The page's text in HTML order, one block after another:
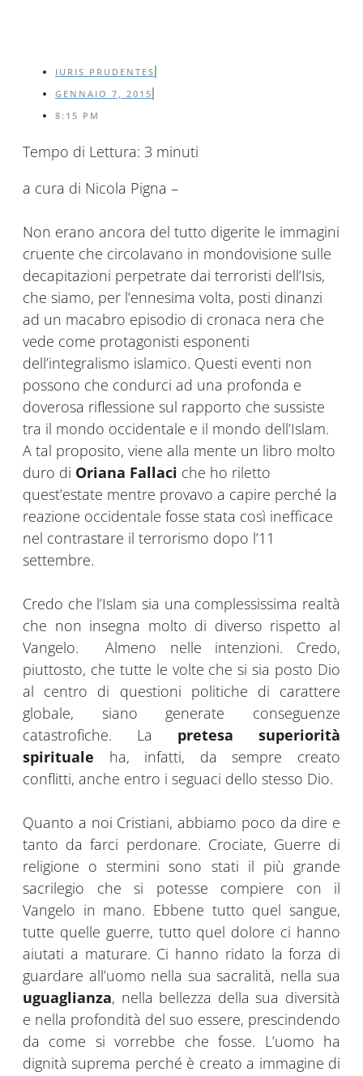
IURIS PRUDENTES
GENNAIO 7, 2015
8:15 PM
Tempo di Lettura: 3 minuti
a cura di Nicola Pigna –
Non erano ancora del tutto digerite le immagini
cruente che circolavano in mondovisione sulle
decapitazioni perpetrate dai terroristi dell’Isis,
che siamo, per l’ennesima volta, posti dinanzi
ad un macabro episodio di cronaca nera che
vede come protagonisti esponenti
dell’integralismo islamico. Questi eventi non
possono che condurci ad una profonda e
doverosa riflessione sul rapporto che sussiste
tra il mondo occidentale e il mondo dell’Islam.
A tal proposito, viene alla mente un libro molto
duro di Oriana Fallaci che ho riletto
quest’estate mentre provavo a capire perché la
reazione occidentale fosse stata così inefficace
nel contrastare il terrorismo dopo l’11
settembre.
Credo che l’Islam sia una complessissima realtà
che non insegna molto di diverso rispetto al
Vangelo. Almeno nelle intenzioni. Credo,
piuttosto, che tutte le volte che si sia posto Dio
al centro di questioni politiche di carattere
globale, siano generate conseguenze
catastrofiche. La pretesa superiorità
spirituale ha, infatti, da sempre creato
conflitti, anche entro i seguaci dello stesso Dio.
Quanto a noi Cristiani, abbiamo poco da dire e
tanto da farci perdonare. Crociate, Guerre di
religione o stermini sono stati il più grande
sacrilegio che si potesse compiere con il
Vangelo in mano. Ebbene tutto quel sangue,
tutte quelle guerre, tutto quel dolore ci hanno
aiutati a maturare. Ci hanno ridato la forza di
guardare all’uomo nella sua sacralità, nella sua
uguaglianza, nella bellezza della sua diversità
e nella profondità del suo essere, prescindendo
da come si vorrebbe che fosse. L’uomo ha
dignità suprema perché è creato a immagine di